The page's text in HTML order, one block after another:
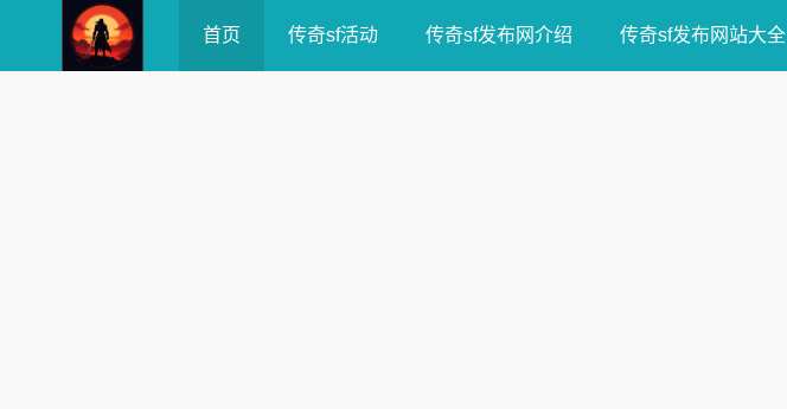
首页 传奇sf活动 传奇sf发布网介绍 传奇sf发布网站大全